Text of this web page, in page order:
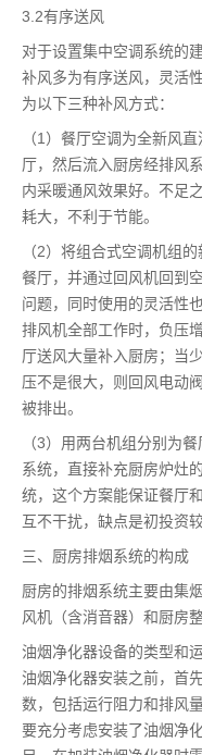
3.2有序送风
对于设置集中空调系统的
补风多为有序送风，灵活
为以下三种补风方式：
（1）餐厅空调为全新风
厅，然后流入厨房经排风
内采暖通风效果好。不足
耗大，不利于节能。
（2）将组合式空调机组
餐厅，并通过回风机回到
问题，同时使用的灵活性
排风机全部工作时，负压
厅送风大量补入厨房；当
压不是很大，则回风电动
被排出。
（3）用两台机组分别为
系统，直接补充厨房炉灶
统，这个方案能保证餐厅
互不干扰，缺点是初投资较
三、厨房排烟系统的构成
厨房的排烟系统主要由集
风机（含消音器）和厨房
油烟净化器设备的类型和
油烟净化器安装之前，首
数，包括运行阻力和排风
要充分考虑安装了油烟净